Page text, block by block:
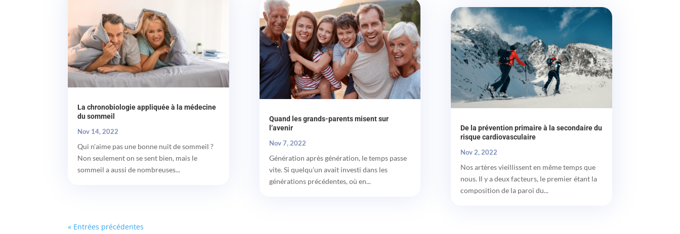
La chronobiologie appliquée à la médecine
du sommeil
Nov 14, 2022
Qui n'aime pas une bonne nuit de sommeil ?
Non seulement on se sent bien, mais le
sommeil a aussi de nombreuses...
Quand les grands-parents misent sur
l’avenir
Nov 7, 2022
Génération après génération, le temps passe
vite. Si quelqu'un avait investi dans les
générations précédentes, où en...
De la prévention primaire à la secondaire du
risque cardiovasculaire
Nov 2, 2022
Nos artères vieillissent en même temps que
nous. Il y a deux facteurs, le premier étant la
composition de la paroi du...
« Entrées précédentes